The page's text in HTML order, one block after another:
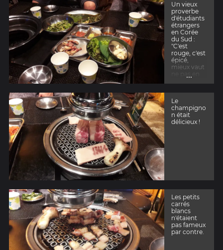
Un vieux
proverbe
d'étudiants
étrangers
en Corée
du Sud :
"C'est
rouge, c'est
épicé,
mieux vaut
pouvez voir
un piment
vert
dépassé
dans la
vite
...
Le
champigno
n était
délicieux !
Les petits
carrés
blancs
n'étaient
pas fameux
par contre.